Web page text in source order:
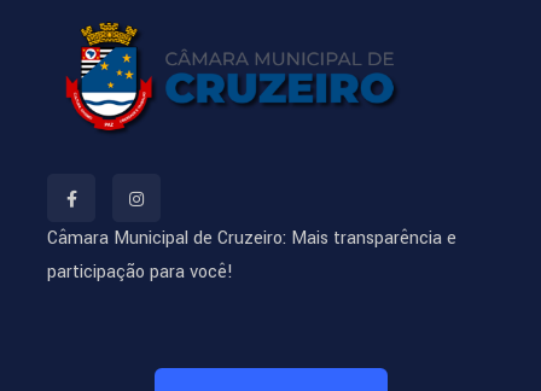
Câmara Municipal de Cruzeiro: Mais transparência e
participação para você!